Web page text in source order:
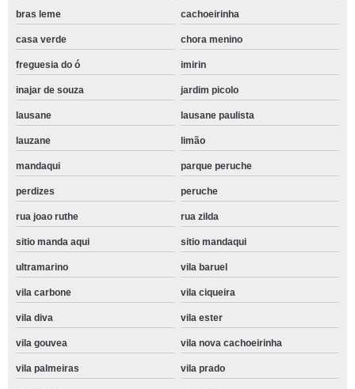
bras leme cachoeirinha
casa verde chora menino
freguesia do ó imirin
inajar de souza jardim picolo
lausane lausane paulista
lauzane limão
mandaqui parque peruche
perdizes peruche
rua joao ruthe rua zilda
sitio manda aqui sitio mandaqui
ultramarino vila baruel
vila carbone vila ciqueira
vila diva vila ester
vila gouvea vila nova cachoeirinha
vila palmeiras vila prado